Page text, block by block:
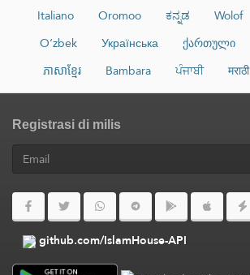
Italiano
Oromoo ಕನ್ನಡ Wolof
O‘zbek
Українська ქართული
ភាសាខ្មែរ
Bambara ਪੰਜਾਬੀ मराठी
Registrasi di milis
github.com/IslamHouse-API